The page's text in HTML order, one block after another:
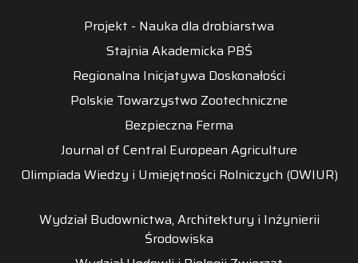
Projekt - Nauka dla drobiarstwa
Stajnia Akademicka PBŚ
Regionalna Inicjatywa Doskonałości
Polskie Towarzystwo Zootechniczne
Bezpieczna Ferma
Journal of Central European Agriculture
Olimpiada Wiedzy i Umiejętności Rolniczych (OWIUR)
Wydział Budownictwa, Architektury i Inżynierii
Środowiska